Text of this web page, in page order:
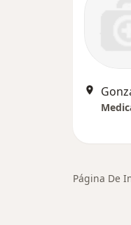
Página De